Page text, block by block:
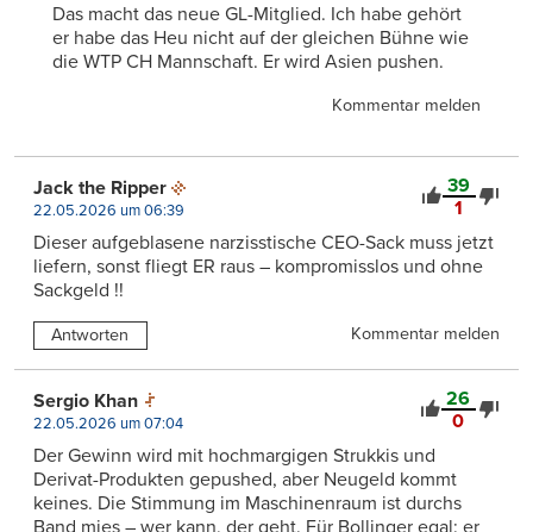
Das macht das neue GL-Mitglied. Ich habe gehört
er habe das Heu nicht auf der gleichen Bühne wie
die WTP CH Mannschaft. Er wird Asien pushen.
Kommentar melden
39
1
Jack the Ripper
22.05.2026 um 06:39
Dieser aufgeblasene narzisstische CEO-Sack muss jetzt
liefern, sonst fliegt ER raus – kompromisslos und ohne
Sackgeld !!
Antworten Kommentar melden
26
0
Sergio Khan
22.05.2026 um 07:04
Der Gewinn wird mit hochmargigen Strukkis und
Derivat-Produkten gepushed, aber Neugeld kommt
keines. Die Stimmung im Maschinenraum ist durchs
Band mies – wer kann, der geht. Für Bollinger egal: er